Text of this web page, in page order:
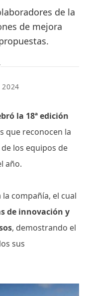
de la
de mejora
2024
la 18ª edición
que reconocen la
los equipos de
año.
compañía, el cual
de innovación y
, demostrando el
sus